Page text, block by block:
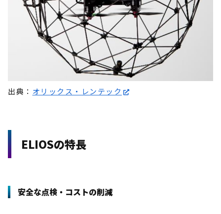
出典： オリックス・レンテック
ELIOSの特長
安全な点検・コストの削減